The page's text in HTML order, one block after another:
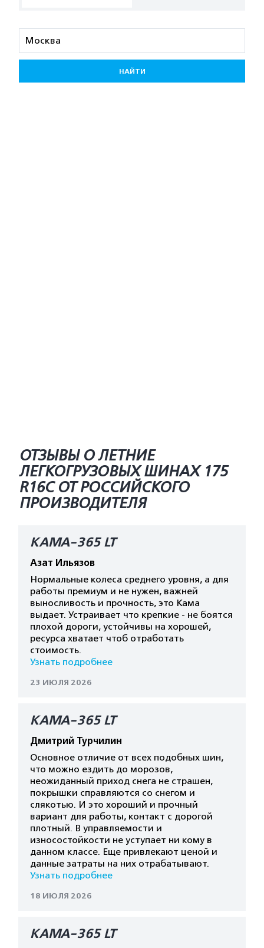
НАЙТИ
ОТЗЫВЫ О ЛЕТНИЕ
ЛЕГКОГРУЗОВЫХ ШИНАХ 175
R16C ОТ РОССИЙСКОГО
ПРОИЗВОДИТЕЛЯ
КАМА-365 LT
Азат Ильязов
Нормальные колеса среднего уровня, а для
работы премиум и не нужен, важней
выносливость и прочность, это Кама
выдает. Устраивает что крепкие - не боятся
плохой дороги, устойчивы на хорошей,
ресурса хватает чтоб отработать
стоимость.
Узнать подробнее
23 ИЮЛЯ 2026
КАМА-365 LT
Дмитрий Турчилин
Основное отличие от всех подобных шин,
что можно ездить до морозов,
неожиданный приход снега не страшен,
покрышки справляются со снегом и
слякотью. И это хороший и прочный
вариант для работы, контакт с дорогой
плотный. В управляемости и
износостойкости не уступает ни кому в
данном классе. Еще привлекают ценой и
данные затраты на них отрабатывают.
Узнать подробнее
18 ИЮЛЯ 2026
КАМА-365 LT